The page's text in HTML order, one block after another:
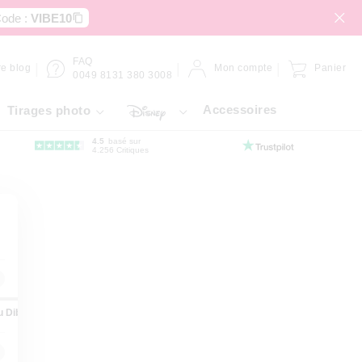
: VIBE10
blog
FAQ
0049 8131 380 3008
Mon compte Panier
Tirages photo Accessoires
4.5
basé sur
4.256 Critiques
Dibond